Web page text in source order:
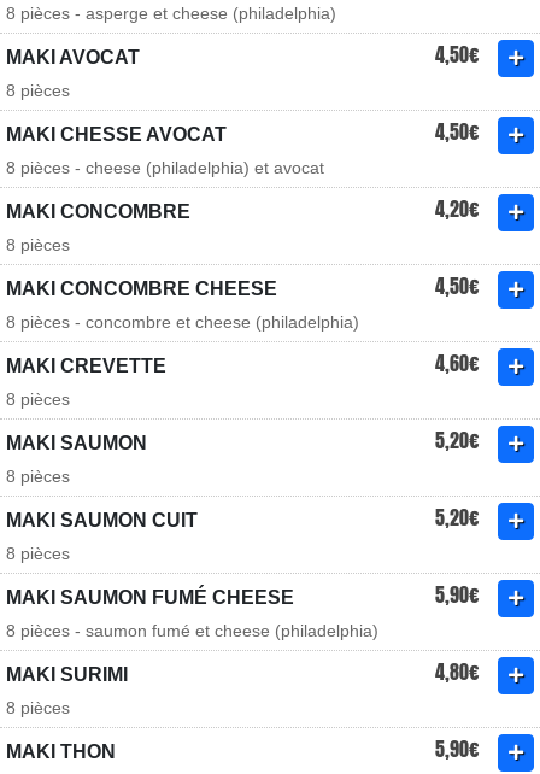
8 pièces - asperge et cheese (philadelphia)
MAKI AVOCAT 4,50€
8 pièces
MAKI CHESSE AVOCAT 4,50€
8 pièces - cheese (philadelphia) et avocat
MAKI CONCOMBRE 4,20€
8 pièces
MAKI CONCOMBRE CHEESE 4,50€
8 pièces - concombre et cheese (philadelphia)
MAKI CREVETTE 4,60€
8 pièces
MAKI SAUMON 5,20€
8 pièces
MAKI SAUMON CUIT 5,20€
8 pièces
MAKI SAUMON FUMÉ CHEESE 5,90€
8 pièces - saumon fumé et cheese (philadelphia)
MAKI SURIMI 4,80€
8 pièces
MAKI THON 5,90€